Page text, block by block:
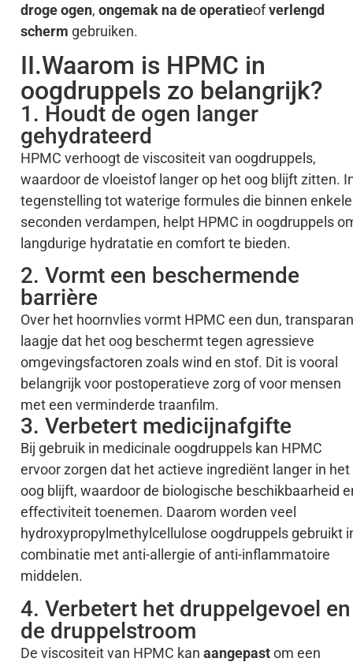
droge ogen, ongemak na de operatieofverlengd
scherm gebruiken.
II.Waarom is HPMC in
oogdruppels zo belangrijk?
1. Houdt de ogen langer
gehydrateerd
HPMC verhoogt de viscositeit van oogdruppels,
waardoor de vloeistof langer op het oog blijft zitten.
tegenstelling tot waterige formules die binnen enkele
seconden verdampen, helpt HPMC in oogdruppels
langdurige hydratatie en comfort te bieden.
2. Vormt een beschermende
barrière
Over het hoornvlies vormt HPMC een dun,
laagje dat het oog beschermt tegen agressieve
omgevingsfactoren zoals wind en stof. Dit is vooral
belangrijk voor postoperatieve zorg of voor mensen
met een verminderde traanfilm.
3. Verbetert medicijnafgifte
Bij gebruik in medicinale oogdruppels kan HPMC
ervoor zorgen dat het actieve ingrediënt langer in het
oog blijft, waardoor de biologische beschikbaarheid
effectiviteit toenemen. Daarom worden veel
hydroxypropylmethylcellulose oogdruppels gebruikt
combinatie met anti-allergie of anti-inflammatoire
middelen.
4. Verbetert het druppelgevoel en
de druppelstroom
De viscositeit van HPMC kan aangepastom een